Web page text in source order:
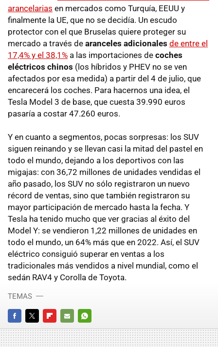
arancelarias en mercados como Turquía, EEUU y
finalmente la UE, que no se decidía. Un escudo
protector con el que Bruselas quiere proteger su
mercado a través de aranceles adicionales de entre el
17,4% y el 38,1% a las importaciones de coches
eléctricos chinos (los híbridos y PHEV no se ven
afectados por esa medida) a partir del 4 de julio, que
encarecerá los coches. Para hacernos una idea, el
Tesla Model 3 de base, que cuesta 39.990 euros
pasaría a costar 47.260 euros.
Y en cuanto a segmentos, pocas sorpresas: los SUV
siguen reinando y se llevan casi la mitad del pastel en
todo el mundo, dejando a los deportivos con las
migajas: con 36,72 millones de unidades vendidas el
año pasado, los SUV no sólo registraron un nuevo
récord de ventas, sino que también registraron su
mayor participación de mercado hasta la fecha. Y
Tesla ha tenido mucho que ver gracias al éxito del
Model Y: se vendieron 1,22 millones de unidades en
todo el mundo, un 64% más que en 2022. Así, el SUV
eléctrico consiguió superar en ventas a los
tradicionales más vendidos a nivel mundial, como el
sedán RAV4 y Corolla de Toyota.
FACEBOOKTWITTERFLIPBOARD
E-
MAIL
WHATSAPP
TEMAS